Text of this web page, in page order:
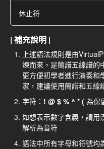
休止符
| 補充說明 |
上述語法規則是由
煉而來，是簡譜五線譜的
更方便初學者進行演奏和
家，建議使用簡譜和五線
字符： ! @ $ % ^ * (為保
如想表示數字含義，請用
解析為音符
語法中所有字母和符號均